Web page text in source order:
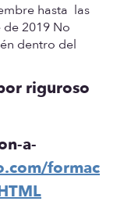
hasta las
2019 No
dentro del
riguroso
a-
formac